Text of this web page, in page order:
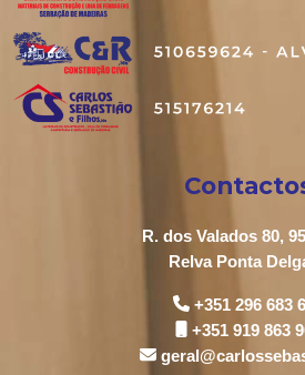
R. dos Valados 80,
Relva Ponta
+351 296 683
+351 919 863